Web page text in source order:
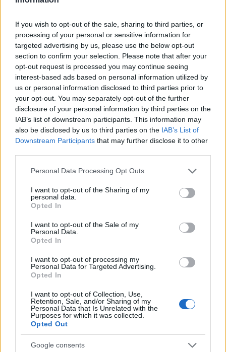
If you wish to opt-out of the sale, sharing to third parties, or
processing of your personal or sensitive information for
targeted advertising by us, please use the below opt-out
section to confirm your selection. Please note that after your
opt-out request is processed you may continue seeing
interest-based ads based on personal information utilized by
us or personal information disclosed to third parties prior to
your opt-out. You may separately opt-out of the further
disclosure of your personal information by third parties on the
IAB’s list of downstream participants. This information may
also be disclosed by us to third parties on the IAB’s List of
Downstream Participants that may further disclose it to other
Please note that this website/app uses one or more Google
not limited to your visit or usage behaviour. You may click to
grant or deny consent to Google and its third-party tags to
use your data for below specified purposes in below Google
consent section.
Personal Data Processing Opt Outs
I want to opt-out of the Sharing of my
personal data.
Opted In
I want to opt-out of the Sale of my
Personal Data.
Opted In
I want to opt-out of processing my
Personal Data for Targeted Advertising.
Opted In
I want to opt-out of Collection, Use,
Retention, Sale, and/or Sharing of my
Personal Data that Is Unrelated with the
Purposes for which it was collected.
Opted Out
Google consents
ΣΧΕΤΙΚΑ ΑΡΘΡΑ
Υπόθεση Marfin: Δεν είναι η εντολέας μου στις
φωτογραφίες της επίθεσης (video)
ΑΝΑΡΤΗΘΗΚΕ ΑΠΟ ΕΛΕΑΝΑ ΖΑΜΠΑΡΑ